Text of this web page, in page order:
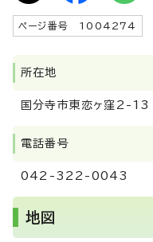
ページ番号 1004274
所在地
国分寺市東恋ヶ窪2-13
電話番号
042-322-0043
地図